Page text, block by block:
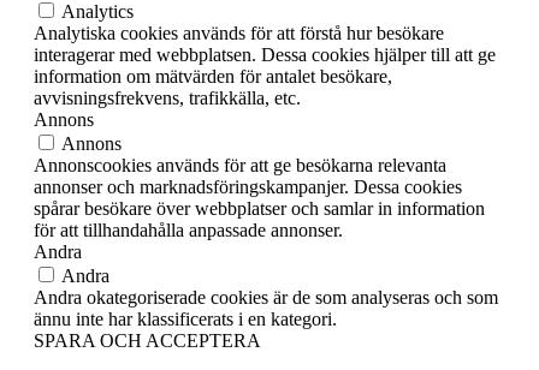
Analytics
Analytiska cookies används för att förstå hur besökare
interagerar med webbplatsen. Dessa cookies hjälper till att ge
information om mätvärden för antalet besökare,
avvisningsfrekvens, trafikkälla, etc.
Annons
Annons
Annonscookies används för att ge besökarna relevanta
annonser och marknadsföringskampanjer. Dessa cookies
spårar besökare över webbplatser och samlar in information
för att tillhandahålla anpassade annonser.
Andra
Andra
Andra okategoriserade cookies är de som analyseras och som
ännu inte har klassificerats i en kategori.
SPARA OCH ACCEPTERA